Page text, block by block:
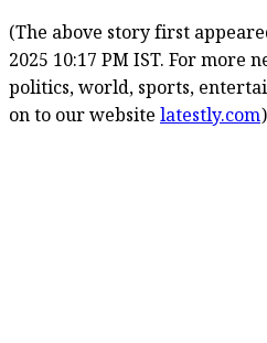
(The above story first
2025 10:17 PM IST. For more
politics, world, sports,
on to our website latestly.com